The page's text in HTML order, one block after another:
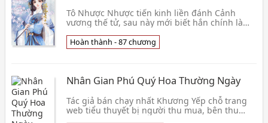
Tô Nhược Nhược tiến kinh liền đánh Cảnh
vương thế tử, sau này mới biết hắn chính là
Duẫn Tu mắt
Hoàn thành - 87 chương
Nhân Gian Phú Quý Hoa Thường Ngày
Tác giả bán chạy nhất Khương Yếp chỗ trang
web tiểu thuyết bị người thu mua, bên thu